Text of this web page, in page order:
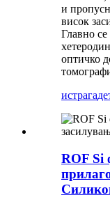
и
висок
Главно се
оптичко
истрага
ROF Si